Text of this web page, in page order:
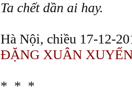
Ta chết dần ai hay.
Hà Nội, chiều 17-12-
ĐẶNG XUÂN
* * *